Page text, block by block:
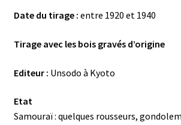
Date du tirage : entre 1920 et 1940
Tirage avec les bois gravés d’origine
Editeur : Unsodo à Kyoto
Etat
Samouraï : quelques rousseurs,